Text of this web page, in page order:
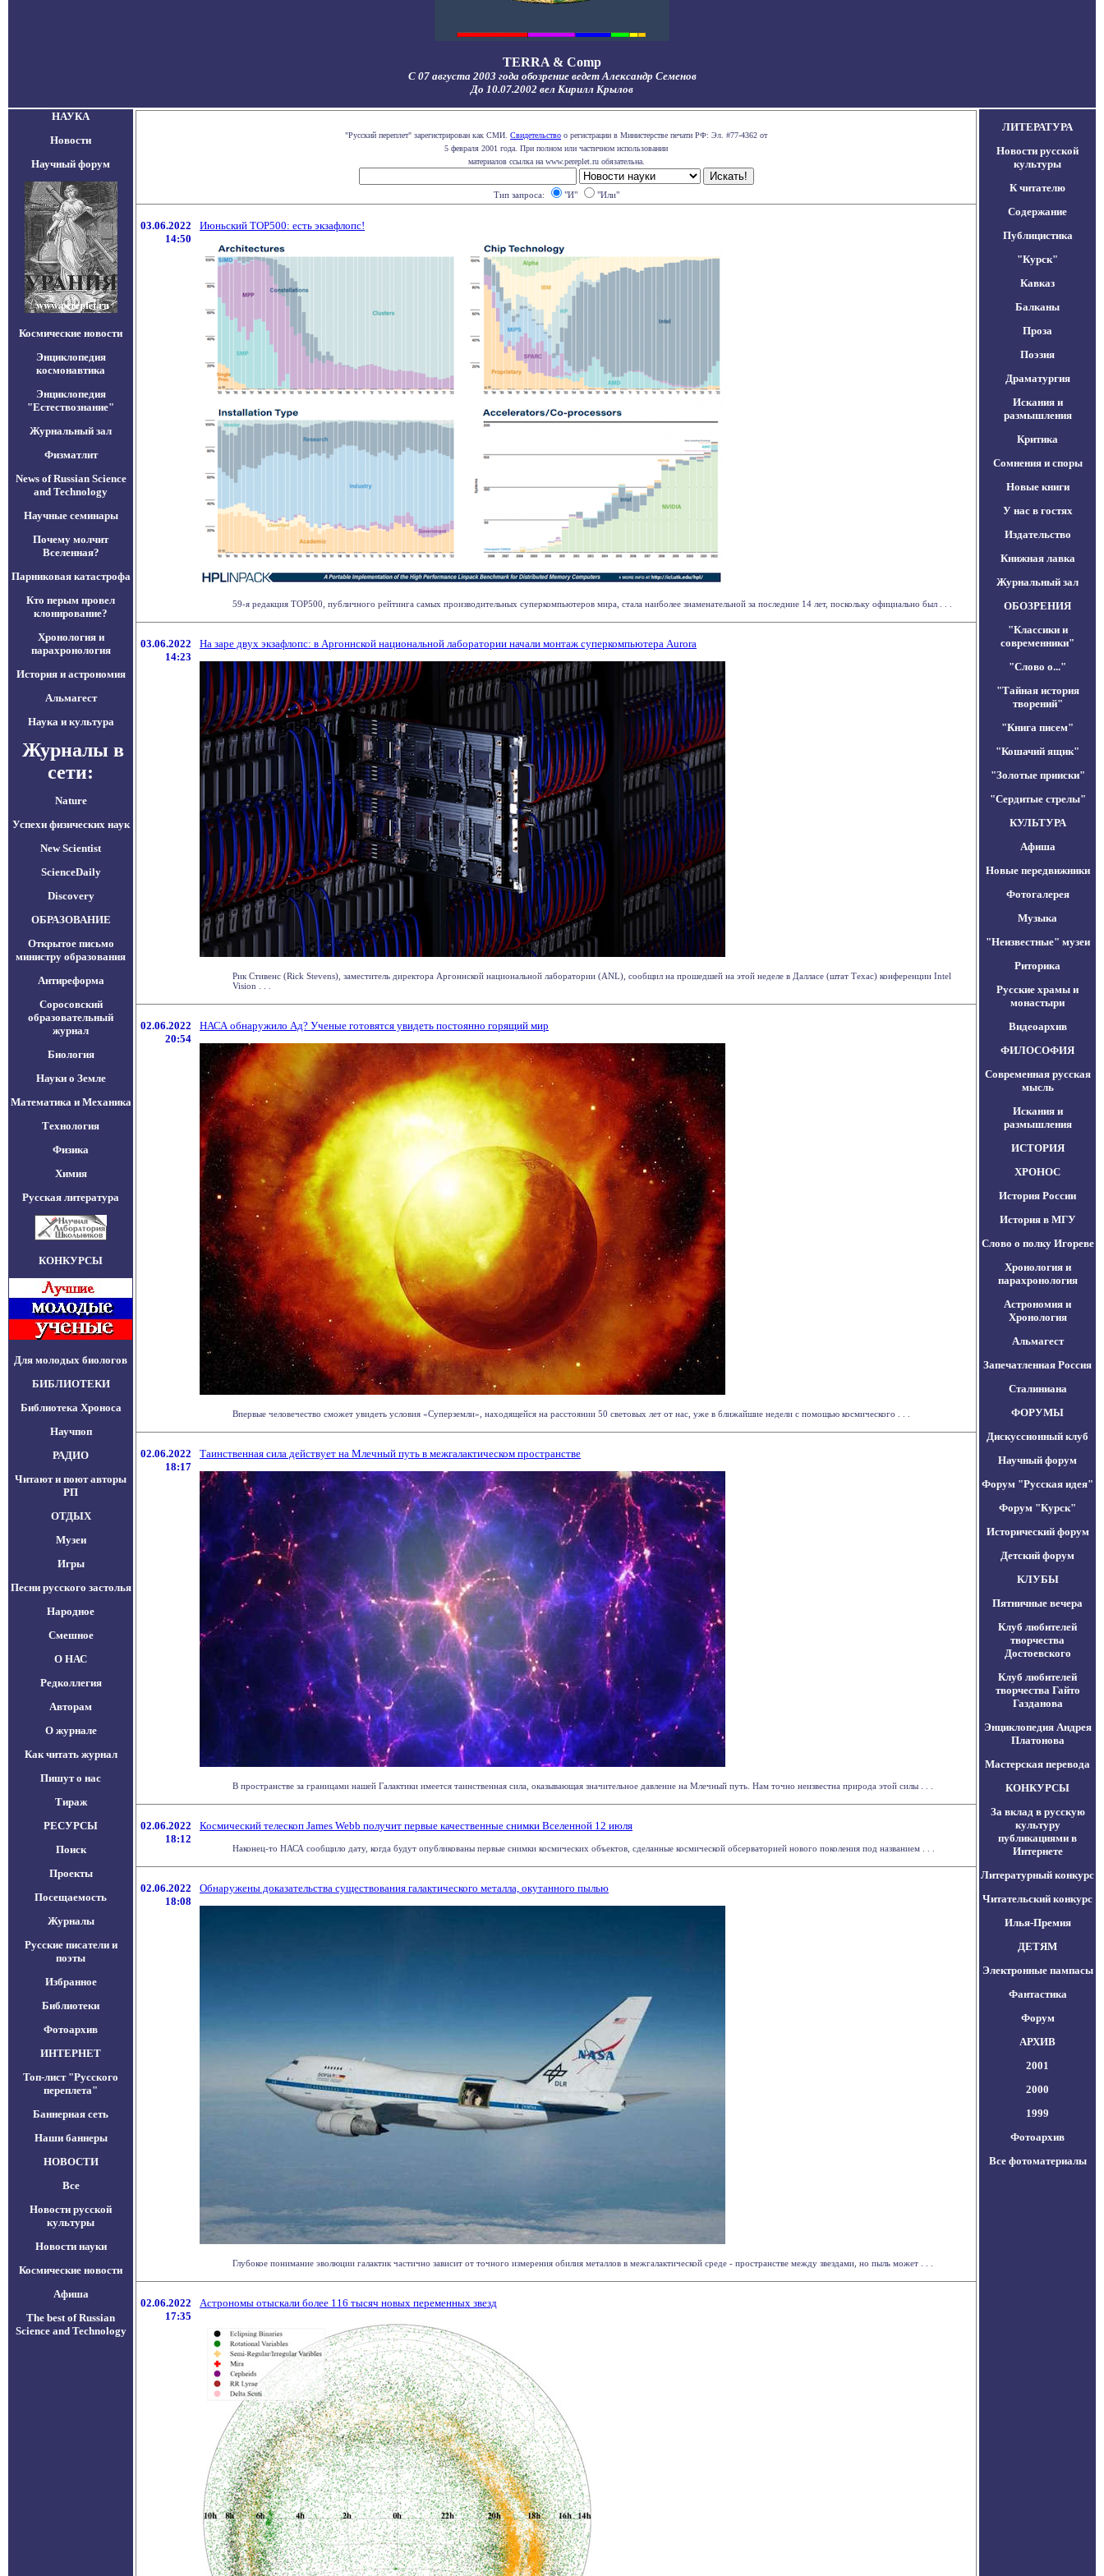
TERRA & Comp
С 07 августа 2003 года обозрение ведет Александр Семенов
До 10.07.2002 вел Кирилл Крылов
НАУКА
Новости
Научный форум
Космические новости
Энциклопедия
космонавтика
Энциклопедия
"Естествознание"
Журнальный зал
Физматлит
News of Russian Science
and Technology
Научные семинары
Почему молчит
Вселенная?
Парниковая катастрофа
Кто перым провел
клонирование?
Хронология и
парахронология
История и астрономия
Альмагест
Наука и культура
Журналы в
сети:
Nature
Успехи физических наук
New Scientist
ScienceDaily
Discovery
ОБРАЗОВАНИЕ
Открытое письмо
министру образования
Антиреформа
Соросовский
образовательный
журнал
Биология
Науки о Земле
Математика и Механика
Технология
Физика
Химия
Русская литература
КОНКУРСЫ
Для молодых биологов
БИБЛИОТЕКИ
Библиотека Хроноса
Научпоп
РАДИО
Читают и поют авторы
РП
ОТДЫХ
Музеи
Игры
Песни русского застолья
Народное
Смешное
О НАС
Редколлегия
Авторам
О журнале
Как читать журнал
Пишут о нас
Тираж
РЕСУРСЫ
Поиск
Проекты
Посещаемость
Журналы
Русские писатели и
поэты
Избранное
Библиотеки
Фотоархив
ИНТЕРНЕТ
Топ-лист "Русского
переплета"
Баннерная сеть
Наши баннеры
НОВОСТИ
Все
Новости русской
культуры
Новости науки
Космические новости
Афиша
The best of Russian
Science and Technology
"Русский переплет" зарегистрирован как СМИ. Свидетельство о регистрации в Министерстве печати РФ: Эл. #77-4362 от
5 февраля 2001 года. При полном или частичном использовании
материалов ссылка на www.pereplet.ru обязательна.
Тип запроса: "И" "Или"
03.06.2022
14:50
Июньский TOP500: есть экзафлопс!
59-я редакция TOP500, публичного рейтинга самых производительных суперкомпьютеров мира, стала наиболее знаменательной за последние 14 лет, поскольку официально был . . .
03.06.2022
14:23
На заре двух экзафлопс: в Аргоннской национальной лаборатории начали монтаж суперкомпьютера Aurora
Рик Стивенс (Rick Stevens), заместитель директора Аргоннской национальной лаборатории (ANL), сообщил на прошедшей на этой неделе в Далласе (штат Техас) конференции Intel
Vision . . .
02.06.2022
20:54
НАСА обнаружило Ад? Ученые готовятся увидеть постоянно горящий мир
Впервые человечество сможет увидеть условия «Суперземли», находящейся на расстоянии 50 световых лет от нас, уже в ближайшие недели с помощью космического . . .
02.06.2022
18:17
Таинственная сила действует на Млечный путь в межгалактическом пространстве
В пространстве за границами нашей Галактики имеется таинственная сила, оказывающая значительное давление на Млечный путь. Нам точно неизвестна природа этой силы . . .
02.06.2022
18:12
Космический телескоп James Webb получит первые качественные снимки Вселенной 12 июля
Наконец-то НАСА сообщило дату, когда будут опубликованы первые снимки космических объектов, сделанные космической обсерваторией нового поколения под названием . . .
02.06.2022
18:08
Обнаружены доказательства существования галактического металла, окутанного пылью
Глубокое понимание эволюции галактик частично зависит от точного измерения обилия металлов в межгалактической среде - пространстве между звездами, но пыль может . . .
02.06.2022
17:35
Астрономы отыскали более 116 тысяч новых переменных звезд
ЛИТЕРАТУРА
Новости русской
культуры
К читателю
Содержание
Публицистика
"Курск"
Кавказ
Балканы
Проза
Поэзия
Драматургия
Искания и
размышления
Критика
Сомнения и споры
Новые книги
У нас в гостях
Издательство
Книжная лавка
Журнальный зал
ОБОЗРЕНИЯ
"Классики и
современники"
"Слово о..."
"Тайная история
творений"
"Книга писем"
"Кошачий ящик"
"Золотые прииски"
"Сердитые стрелы"
КУЛЬТУРА
Афиша
Новые передвижники
Фотогалерея
Музыка
"Неизвестные" музеи
Риторика
Русские храмы и
монастыри
Видеоархив
ФИЛОСОФИЯ
Современная русская
мысль
Искания и
размышления
ИСТОРИЯ
ХРОНОС
История России
История в МГУ
Слово о полку Игореве
Хронология и
парахронология
Астрономия и
Хронология
Альмагест
Запечатленная Россия
Сталиниана
ФОРУМЫ
Дискуссионный клуб
Научный форум
Форум "Русская идея"
Форум "Курск"
Исторический форум
Детский форум
КЛУБЫ
Пятничные вечера
Клуб любителей
творчества
Достоевского
Клуб любителей
творчества Гайто
Газданова
Энциклопедия Андрея
Платонова
Мастерская перевода
КОНКУРСЫ
За вклад в русскую
культуру
публикациями в
Интернете
Литературный конкурс
Читательский конкурс
Илья-Премия
ДЕТЯМ
Электронные пампасы
Фантастика
Форум
АРХИВ
2001
2000
1999
Фотоархив
Все фотоматериалы